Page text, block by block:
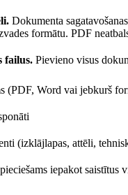
Dokumenta
formātu. PDF
failus. Pievieno visus
(PDF, Word vai jebkurš
(izklājlapas, attēli,
iepakot saistītus